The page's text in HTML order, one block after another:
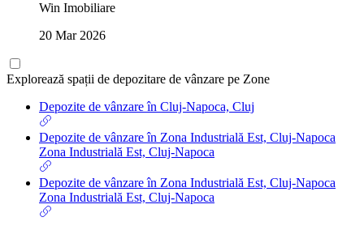
Win Imobiliare
20 Mar 2026
Explorează spații de depozitare de vânzare pe Zone
Depozite de vânzare în Cluj-Napoca, Cluj
Depozite de vânzare în Zona Industrială Est, Cluj-Napoca
Zona Industrială Est, Cluj-Napoca
Depozite de vânzare în Zona Industrială Est, Cluj-Napoca
Zona Industrială Est, Cluj-Napoca